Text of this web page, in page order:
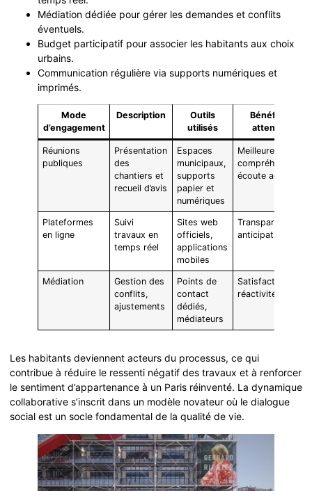
Médiation dédiée pour gérer les demandes et conflits
éventuels.
Budget participatif pour associer les habitants aux choix
urbains.
Communication régulière via supports numériques et
imprimés.
Mode
d’engagement
Description
Outils
utilisés
Bénéfices
attendus
Réunions
publiques
Présentation
des
chantiers et
recueil d’avis
Espaces
municipaux,
supports
papier et
numériques
Meilleure
compréhension,
écoute active
Plateformes
en ligne
Suivi
travaux en
temps réel
Sites web
officiels,
applications
mobiles
Transparence,
anticipation
Médiation
Gestion des
conflits,
ajustements
Points de
contact
dédiés,
médiateurs
Satisfaction,
réactivité
Les habitants deviennent acteurs du processus, ce qui
contribue à réduire le ressenti négatif des travaux et à renforcer
le sentiment d’appartenance à un Paris réinventé. La dynamique
collaborative s’inscrit dans un modèle novateur où le dialogue
social est un socle fondamental de la qualité de vie.